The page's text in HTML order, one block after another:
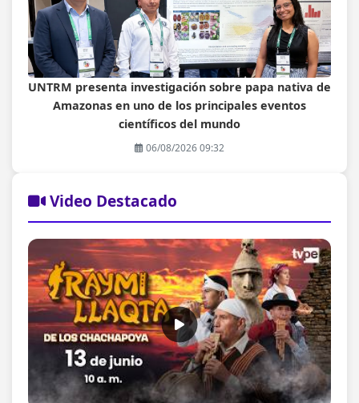
UNTRM presenta investigación sobre papa nativa de
Amazonas en uno de los principales eventos
científicos del mundo
06/08/2026 09:32
Video Destacado